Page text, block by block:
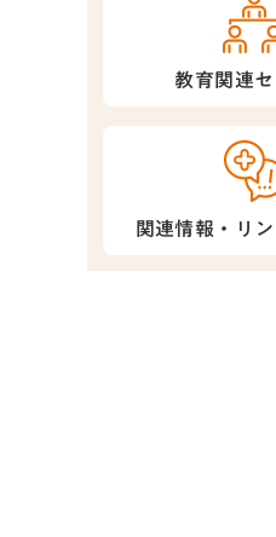
教育関連
関連情報・リ